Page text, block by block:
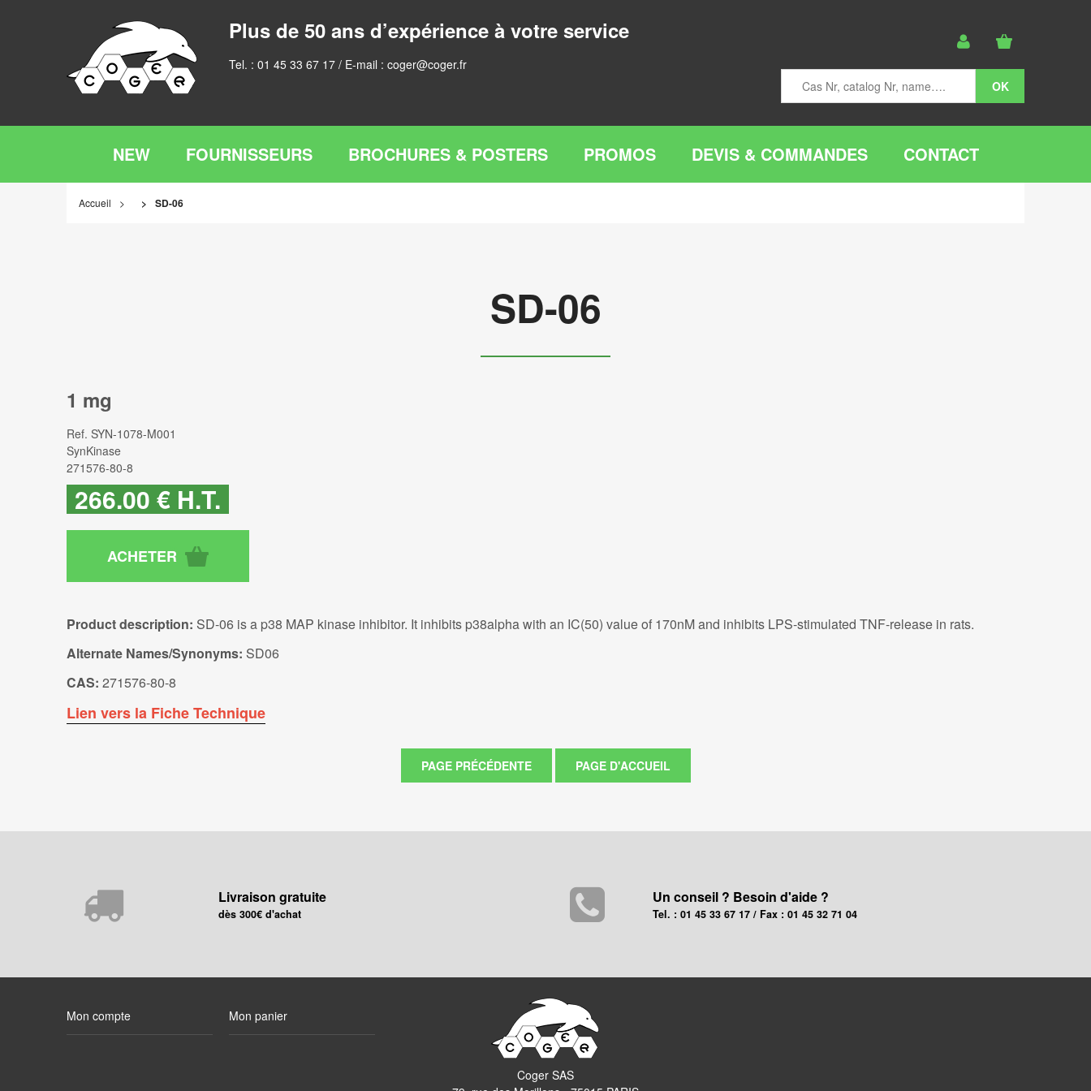
Plus de 50 ans d’expérience à votre service
Tel. : 01 45 33 67 17 / E-mail : coger@coger.fr
NEW FOURNISSEURS BROCHURES & POSTERS PROMOS DEVIS & COMMANDES CONTACT
Accueil SD-06
SD-06
1 mg
Ref. SYN-1078-M001
SynKinase
271576-80-8
266.00 € H.T.
Product description: SD-06 is a p38 MAP kinase inhibitor. It inhibits p38alpha with an IC(50) value of 170nM and inhibits LPS-stimulated TNF-release in rats.
Alternate Names/Synonyms: SD06
CAS: 271576-80-8
Lien vers la Fiche Technique
Livraison gratuite
dès 300€ d'achat
Un conseil ? Besoin d'aide ?
Tel. : 01 45 33 67 17 / Fax : 01 45 32 71 04
Mon compte Mon panier
Coger SAS